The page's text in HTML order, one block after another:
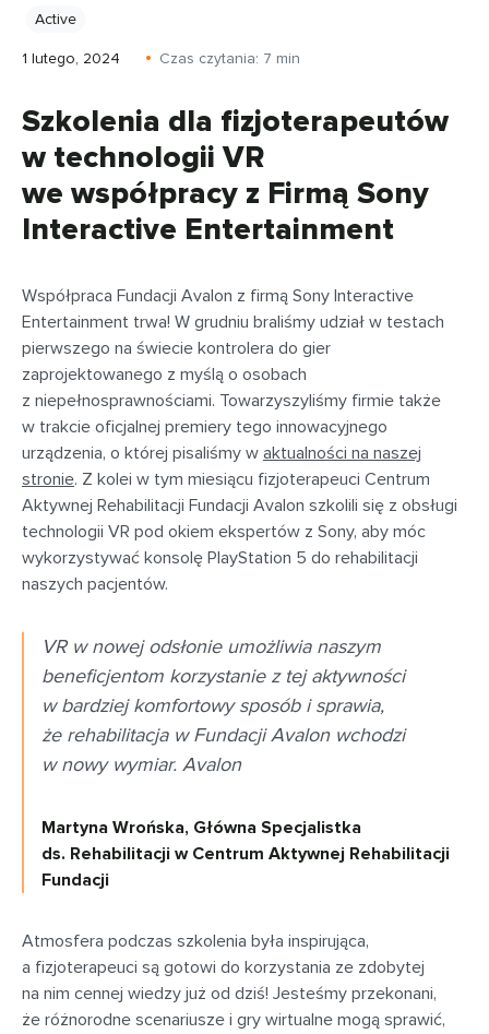
Active
1 lutego, 2024 Czas czytania: 7 min
Szkolenia dla fizjoterapeutów
w technologii VR
we współpracy z Firmą Sony
Interactive Entertainment
Współpraca Fundacji Avalon z firmą Sony Interactive
Entertainment trwa! W grudniu braliśmy udział w testach
pierwszego na świecie kontrolera do gier
zaprojektowanego z myślą o osobach
z niepełnosprawnościami. Towarzyszyliśmy firmie także
w trakcie oficjalnej premiery tego innowacyjnego
urządzenia, o której pisaliśmy w aktualności na naszej
stronie. Z kolei w tym miesiącu fizjoterapeuci Centrum
Aktywnej Rehabilitacji Fundacji Avalon szkolili się z obsługi
technologii VR pod okiem ekspertów z Sony, aby móc
wykorzystywać konsolę PlayStation 5 do rehabilitacji
naszych pacjentów.
VR w nowej odsłonie umożliwia naszym
beneficjentom korzystanie z tej aktywności
w bardziej komfortowy sposób i sprawia,
że rehabilitacja w Fundacji Avalon wchodzi
w nowy wymiar. Avalon
Martyna Wrońska, Główna Specjalistka
ds. Rehabilitacji w Centrum Aktywnej Rehabilitacji
Fundacji
Atmosfera podczas szkolenia była inspirująca,
a fizjoterapeuci są gotowi do korzystania ze zdobytej
na nim cennej wiedzy już od dziś! Jesteśmy przekonani,
że różnorodne scenariusze i gry wirtualne mogą sprawić,